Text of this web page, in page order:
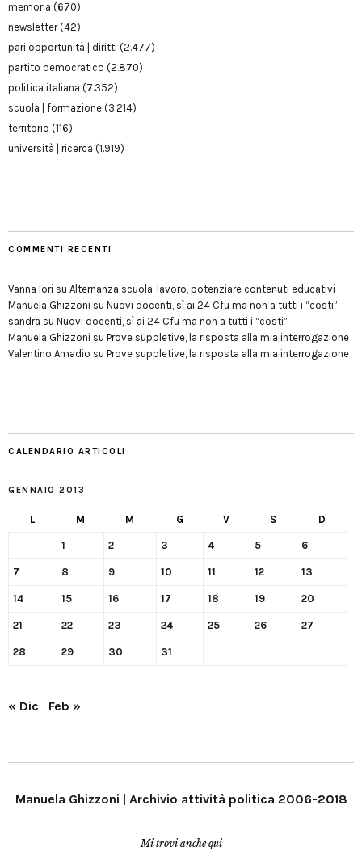
memoria (670)
newsletter(42)
pari opportunità | diritti (2.477)
partito democratico (2.870)
politica italiana (7.352)
scuola | formazione (3.214)
territorio (116)
università | ricerca (1.919)
COMMENTI RECENTI
Vanna Iori su Alternanza scuola-lavoro, potenziare contenuti educativi
Manuela Ghizzoni su Nuovi docenti, sì ai 24 Cfu ma non a tutti i “costi”
sandra su Nuovi docenti, sì ai 24 Cfu ma non a tutti i “costi”
Manuela Ghizzoni su Prove suppletive, la risposta alla mia interrogazione
Valentino Amadio su Prove suppletive, la risposta alla mia interrogazione
CALENDARIO ARTICOLI
GENNAIO 2013
L M M G V S D
1 2 3 4 5 6
7 8 9 10 11 12 13
14 15 16 17 18 19 20
21 22 23 24 25 26 27
28 29 30 31
« Dic Feb »
Manuela Ghizzoni | Archivio attività politica 2006-2018
Mi trovi anche qui